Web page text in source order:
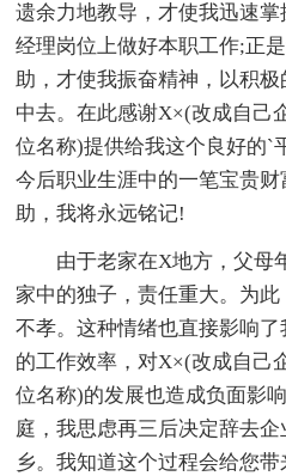
遗余力地教导，才使我迅速
经理岗位上做好本职工作;正
助，才使我振奋精神，以积
中去。在此感谢X×(改成自己
位名称)提供给我这个良好的`
今后职业生涯中的一笔宝贵
助，我将永远铭记!
由于老家在X地方，父母
家中的独子，责任重大。为
不孝。这种情绪也直接影响
的工作效率，对X×(改成自己
位名称)的发展也造成负面影
庭，我思虑再三后决定辞去
乡。我知道这个过程会给您